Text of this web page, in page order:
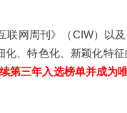
网周刊》（CIW）以
、特色化、新颖化特
第三年入选榜单并成为